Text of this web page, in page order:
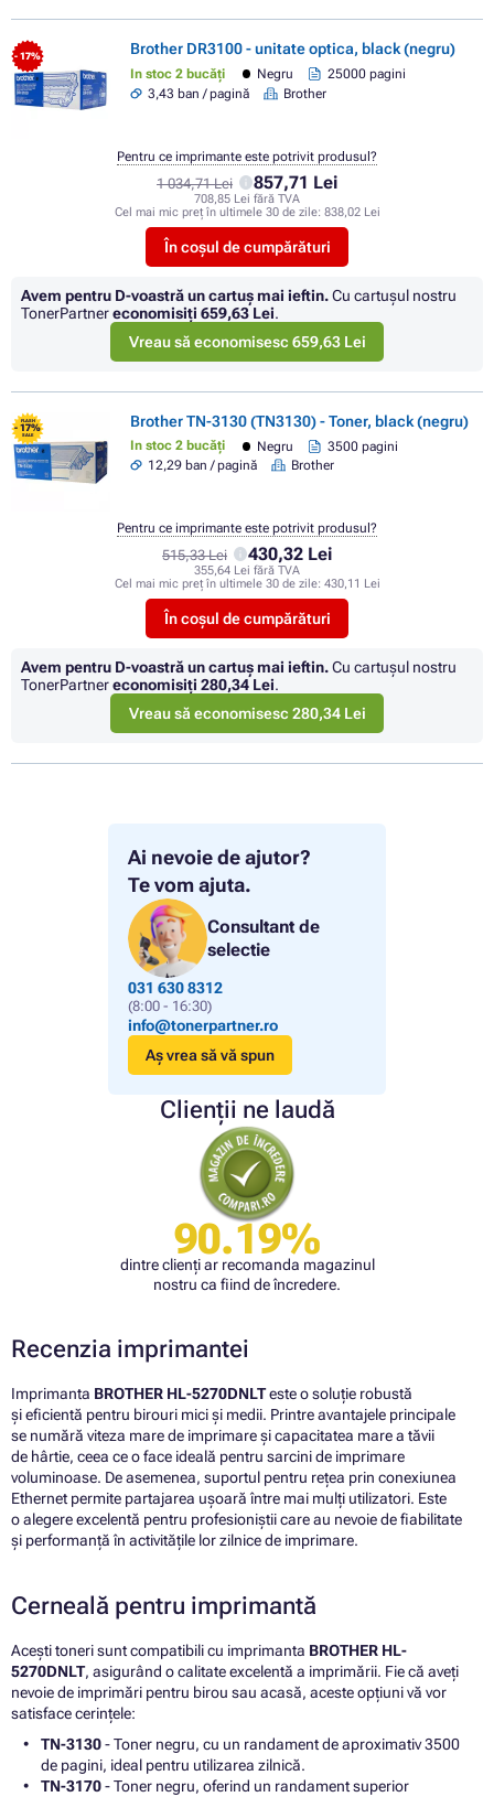
Ai nevoie de ajutor?
Te vom ajuta.
Consultant de
selectie
031 630 8312
(8:00 - 16:30)
info@tonerpartner.ro
Aș vrea să vă spun
Clienții ne laudă
90.19%
dintre clienți ar recomanda magazinul
nostru ca fiind de încredere.
- 17% Brother DR3100 - unitate optica, black (negru)
In stoc 2 bucăți Negru
25000 pagini
3,43 ban / pagină
Brother
1 034,71 Lei 857,71 Lei
708,85 Lei fără TVA
Cel mai mic preț în ultimele 30 de zile: 838,02 Lei
În coșul de cumpărături
Pentru ce imprimante este potrivit produsul?
Avem pentru D-voastră un cartuș mai ieftin.Cu cartuşul nostru
TonerPartnereconomisiţi 659,63 Lei.
Vreau să economisesc 659,63 Lei
FLASH
- 17%
SALE
Brother TN-3130 (TN3130) - Toner, black (negru)
In stoc 2 bucăți Negru
3500 pagini
12,29 ban / pagină
Brother
515,33 Lei 430,32 Lei
355,64 Lei fără TVA
Cel mai mic preț în ultimele 30 de zile: 430,11 Lei
În coșul de cumpărături
Pentru ce imprimante este potrivit produsul?
Avem pentru D-voastră un cartuș mai ieftin.Cu cartuşul nostru
TonerPartnereconomisiţi 280,34 Lei.
Vreau să economisesc 280,34 Lei
Recenzia imprimantei
Imprimanta BROTHER HL-5270DNLTeste o soluție robustă
și eficientă pentru birouri mici și medii. Printre avantajele principale
se numără viteza mare de imprimare și capacitatea mare a tăvii
de hârtie, ceea ce o face ideală pentru sarcini de imprimare
voluminoase. De asemenea, suportul pentru rețea prin conexiunea
Ethernet permite partajarea ușoară între mai mulți utilizatori. Este
o alegere excelentă pentru profesioniștii care au nevoie de fiabilitate
și performanță în activitățile lor zilnice de imprimare.
Cerneală pentru imprimantă
Acești toneri sunt compatibili cu imprimanta BROTHER HL-
5270DNLT, asigurând o calitate excelentă a imprimării. Fie că aveți
nevoie de imprimări pentru birou sau acasă, aceste opțiuni vă vor
satisface cerințele:
TN-3130- Toner negru, cu un randament de aproximativ 3500
de pagini, ideal pentru utilizarea zilnică.
TN-3170- Toner negru, oferind un randament superior